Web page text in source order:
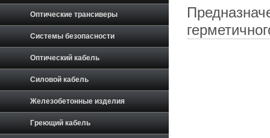
Оптические трансиверы
Системы безопасности
Оптический кабель
Силовой кабель
Железобетонные изделия
Греющий кабель